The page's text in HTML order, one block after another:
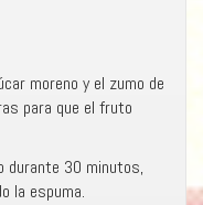
moreno y el zumo de
para que el fruto
durante 30 minutos,
la espuma.